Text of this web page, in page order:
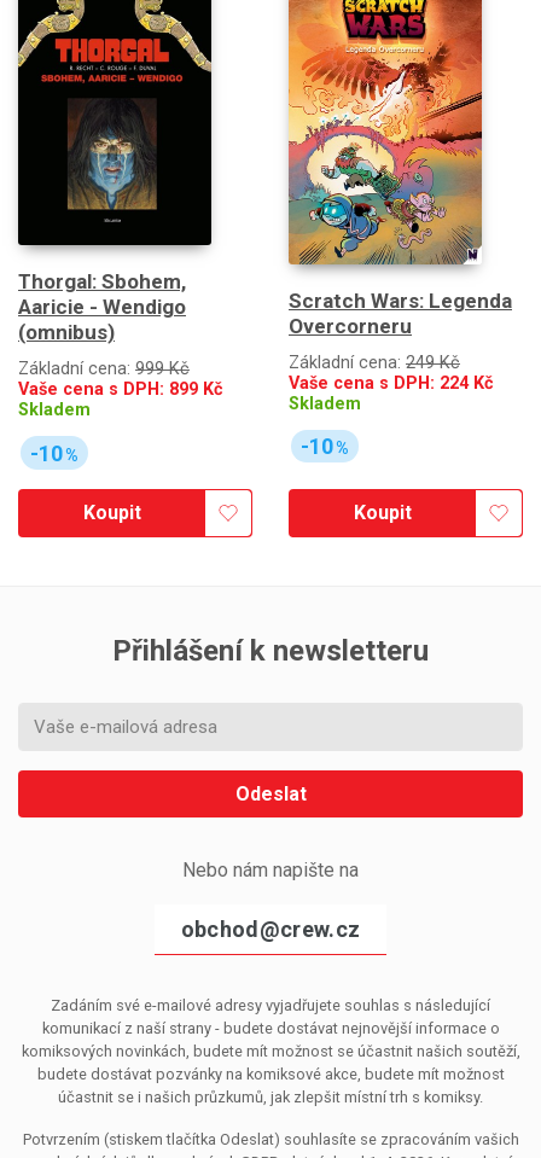
Thorgal: Sbohem,
Aaricie - Wendigo
(omnibus)
Základní cena: 999 Kč
Vaše cena s DPH: 899 Kč
Skladem
-10%
Koupit
Scratch Wars: Legenda
Overcorneru
Základní cena: 249 Kč
Vaše cena s DPH: 224Kč
Skladem
-10%
Koupit
Přihlášení k newsletteru
Odeslat
Nebo nám napište na
obchod@crew.cz
Zadáním své e-mailové adresy vyjadřujete souhlas s následující
komunikací z naší strany - budete dostávat nejnovější informace o
komiksových novinkách, budete mít možnost se účastnit našich soutěží,
budete dostávat pozvánky na komiksové akce, budete mít možnost
účastnit se i našich průzkumů, jak zlepšit místní trh s komiksy.
Potvrzením (stiskem tlačítka Odeslat) souhlasíte se zpracováním vašich